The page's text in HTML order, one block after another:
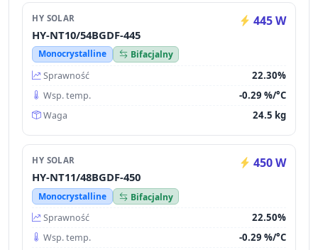
HY SOLAR 445 W
HY-NT10/54BGDF-445
Monocrystalline
Bifacjalny
Sprawność
22.30%
Wsp. temp. -0.29 %/°C
Waga 24.5 kg
HY SOLAR 450 W
HY-NT11/48BGDF-450
Monocrystalline
Bifacjalny
Sprawność
22.50%
Wsp. temp. -0.29 %/°C